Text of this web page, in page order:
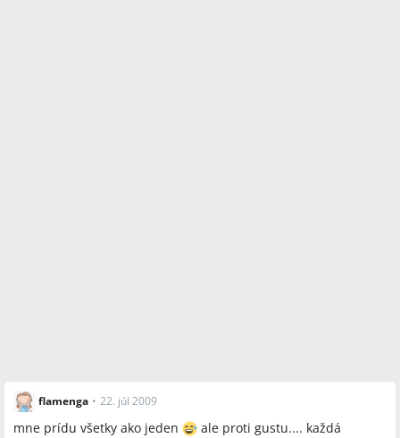
flamenga • 22. júl 2009
mne prídu všetky ako jeden
ale proti gustu.... každá